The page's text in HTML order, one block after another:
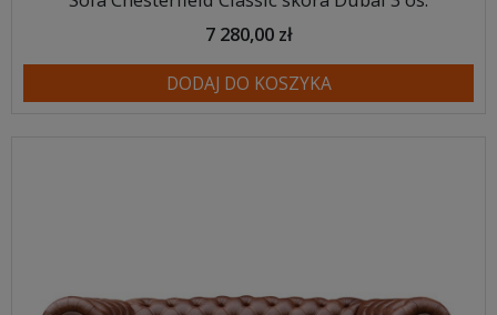
7 280,00 zł
DODAJ DO KOSZYKA